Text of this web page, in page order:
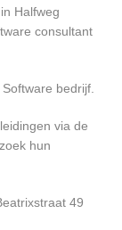
Halfweg
consultant
bedrijf.
via de
hun
49